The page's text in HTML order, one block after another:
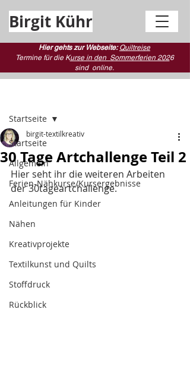
Birgit Kühr
Hier gehts zur Webseite:Quiltreise
Termine für die Kurse in den Sommerferien 2026
sind online.
Startseite
Allgemein
Ferien-Nähkurse/Kursergebnisse
Anleitungen für Kinder
Nähen
Kreativprojekte
Textilkunst und Quilts
Stoffdruck
Rückblick
Startseite
30 Tage Artchallenge Teil 2
birgit-textilkreativ
Hier seht ihr die weiteren Arbeiten
der 30tageartchallenge.